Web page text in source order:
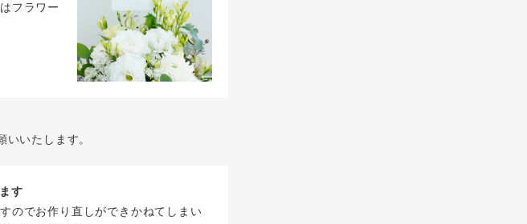
フラワー
いたします。
す
のでお作り直しができかねてしまい